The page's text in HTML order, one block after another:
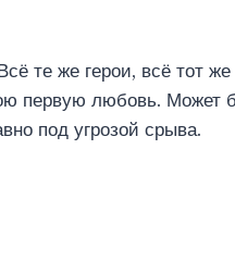
те же герои, всё тот
первую любовь. Может
под угрозой срыва.